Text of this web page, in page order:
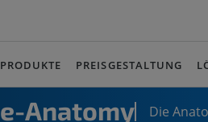
PRODUKTE PREISGESTALTUNG
e-Anatomy Die